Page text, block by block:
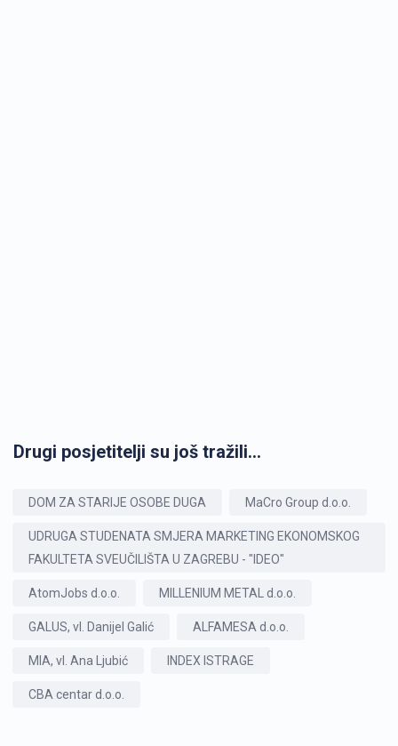
Drugi posjetitelji su još tražili...
DOM ZA STARIJE OSOBE DUGA MaCro Group d.o.o.
UDRUGA STUDENATA SMJERA MARKETING EKONOMSKOG
FAKULTETA SVEUČILIŠTA U ZAGREBU - "IDEO"
AtomJobs d.o.o. MILLENIUM METAL d.o.o.
GALUS, vl. Danijel Galić ALFAMESA d.o.o.
MIA, vl. Ana Ljubić INDEX ISTRAGE
CBA centar d.o.o.